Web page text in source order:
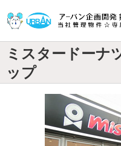
ミスタードーナ
ップ